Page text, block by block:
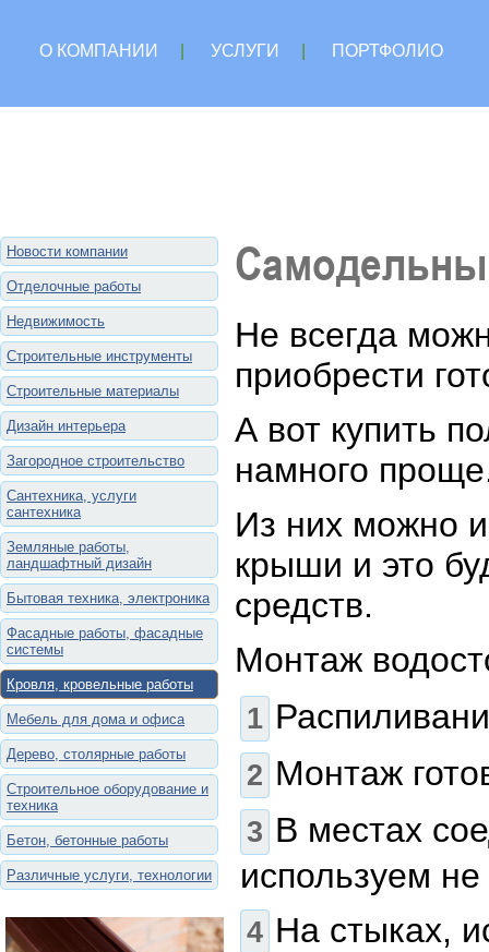
О КОМПАНИИ УСЛУГИ
ПОРТФОЛИО
Новости компании
Отделочные работы
Недвижимость
Строительные инструменты
Строительные материалы
Дизайн интерьера
Загородное строительство
Сантехника, услуги
сантехника
Земляные работы,
ландшафтный дизайн
Бытовая техника, электроника
Фасадные работы, фасадные
системы
Кровля, кровельные работы
Мебель для дома и офиса
Дерево, столярные работы
Строительное оборудование и
техника
Бетон, бетонные работы
Различные услуги, технологии
Не всегда
приобрести
А вот купить
намного
Из них можно
крыши и это
средств.
Монтаж
Монтаж
В местах
используем
На стыках,